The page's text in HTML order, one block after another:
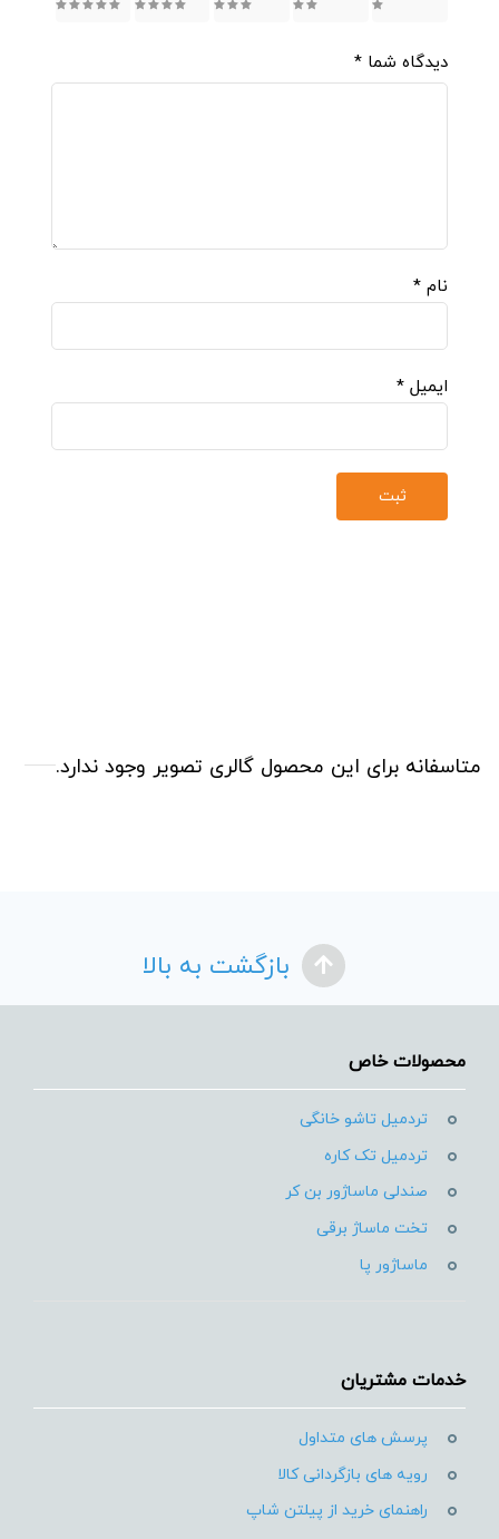
5
دیدگاه شما *
نام *
ایمیل *
متاسفانه برای این محصول گالری تصویر وجود ندارد.
بازگشت به بالا
محصولات خاص
تردمیل تاشو خانگی
تردمیل تک کاره
صندلی ماساژور بن کر
تخت ماساژ برقی
ماساژور پا
خدمات مشتریان
پرسش های متداول
رویه های بازگردانی کالا
راهنمای خرید از پیلتن شاپ